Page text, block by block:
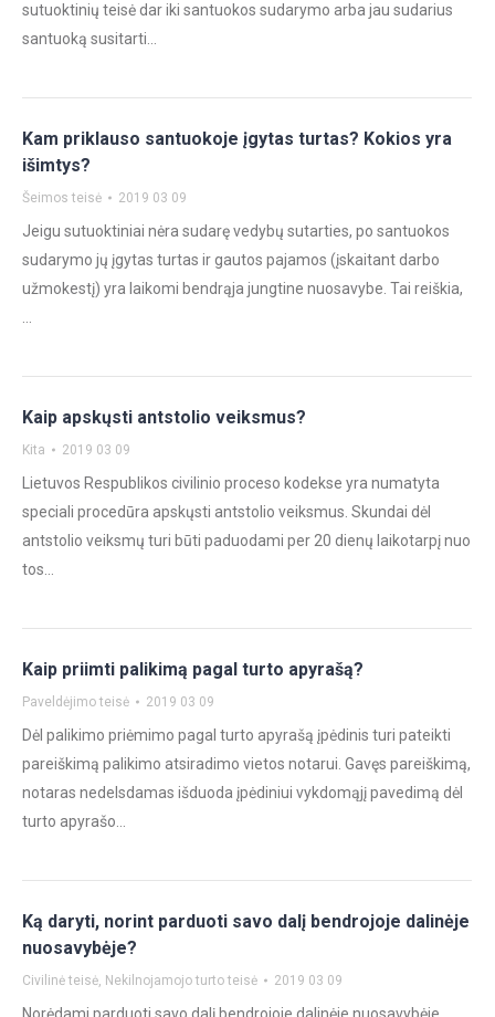
sutuoktinių teisė dar iki santuokos sudarymo arba jau sudarius
santuoką susitarti…
Kam priklauso santuokoje įgytas turtas? Kokios yra
išimtys?
Šeimos teisė 2019 03 09
Jeigu sutuoktiniai nėra sudarę vedybų sutarties, po santuokos
sudarymo jų įgytas turtas ir gautos pajamos (įskaitant darbo
užmokestį) yra laikomi bendrąja jungtine nuosavybe. Tai reiškia,
Kaip apskųsti antstolio veiksmus?
Kita 2019 03 09
Lietuvos Respublikos civilinio proceso kodekse yra numatyta
speciali procedūra apskųsti antstolio veiksmus. Skundai dėl
antstolio veiksmų turi būti paduodami per 20 dienų laikotarpį nuo
tos…
Kaip priimti palikimą pagal turto apyrašą?
Paveldėjimo teisė 2019 03 09
Dėl palikimo priėmimo pagal turto apyrašą įpėdinis turi pateikti
pareiškimą palikimo atsiradimo vietos notarui. Gavęs pareiškimą,
notaras nedelsdamas išduoda įpėdiniui vykdomąjį pavedimą dėl
turto apyrašo…
Ką daryti, norint parduoti savo dalį bendrojoje dalinėje
nuosavybėje?
Civilinė teisė, Nekilnojamojo turto teisė 2019 03 09